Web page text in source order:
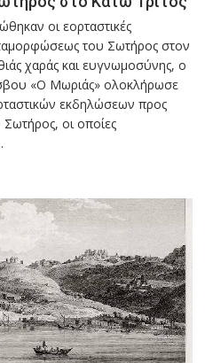
οι εορταστικές
του Σωτήρος στον
χαράς και ευγνωμοσύνης, ο
«Ο Μωριάς» ολοκλήρωσε
εκδηλώσεων προς
οι οποίες